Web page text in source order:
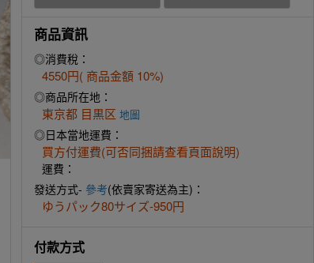
商品資訊
◎消費稅：
4550円( 商品金額 10%)
◎商品所在地：
東京都 目黒区 地圖
◎日本當地運費：
買方付運費(可否同捆請查看頁面說明)
運費：
發送方式- 參考(依賣家寄送為主)：
ゆうパック80サイズ-950円
付款方式